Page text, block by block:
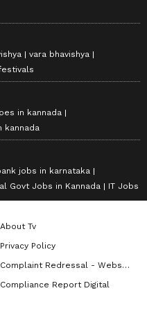
vara bhavishya
in kannada
kannada
jobs in karnataka
Govt Jobs in Kannada IT Jobs
About Tv
Privacy Policy
Complaint Redressal - Website
Compliance Report Digital